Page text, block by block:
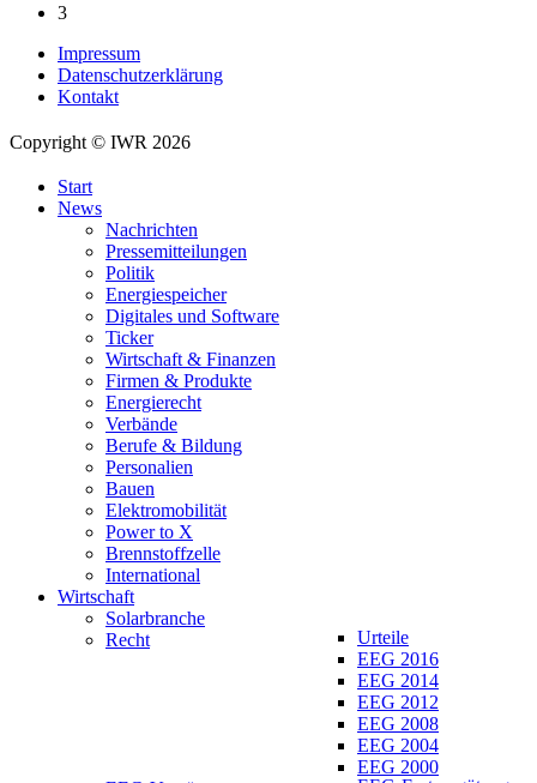
3
Impressum
Datenschutzerklärung
Kontakt
Copyright © IWR 2026
Start
News
Nachrichten
Pressemitteilungen
Politik
Energiespeicher
Digitales und Software
Ticker
Wirtschaft & Finanzen
Firmen & Produkte
Energierecht
Verbände
Berufe & Bildung
Personalien
Bauen
Elektromobilität
Power to X
Brennstoffzelle
International
Wirtschaft
Solarbranche
Recht
Urteile
EEG 2016
EEG 2014
EEG 2012
EEG 2008
EEG 2004
EEG 2000